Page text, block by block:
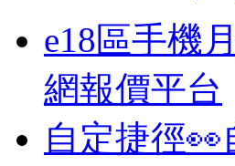
e18區手機
網報價平台
自定捷徑👀